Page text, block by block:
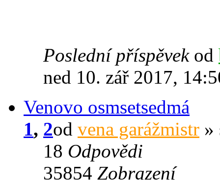
Poslední příspěvek od
ned 10. zář 2017,
Venovo osmsetsedmá
1, 2od vena garážmistr »
18 Odpovědi
35854 Zobrazení